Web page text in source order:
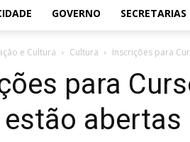
GOVERNO SECRETARIAS
e Cultura Cultura Inscrições para
para
estão abertas